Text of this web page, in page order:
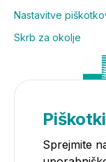
Nastavitve
Skrb za okolje
Piškotki
Sprejmite